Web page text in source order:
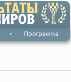
• Программа